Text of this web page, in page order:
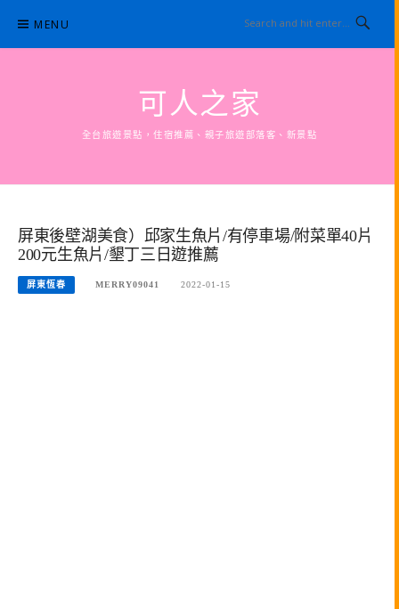
content
MENU
可人之家
全台旅遊景點，住宿推薦、親子旅遊部落客、新景點
屏東後壁湖美食）邱家生魚片/有停車場/附菜單40片
200元生魚片/墾丁三日遊推薦
屏東恆春 MERRY09041 2022-01-15